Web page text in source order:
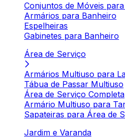
Conjuntos de Móveis
Armários para Banheiro
Espelheiras
Gabinetes para Banheiro
Área de Serviço
Armários Multiuso para
Tábua de Passar Multiuso
Área de Serviço Completa
Armário Multiuso para
Sapateiras para Área de
Jardim e Varanda